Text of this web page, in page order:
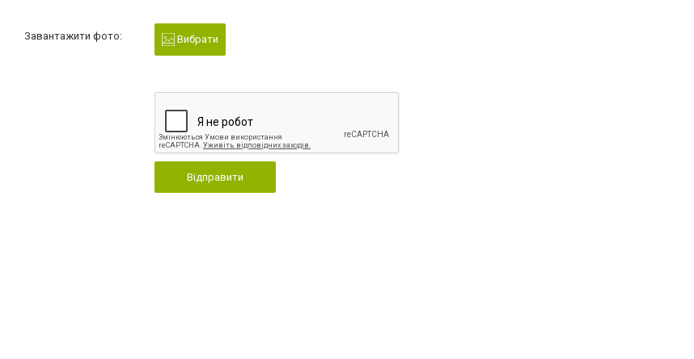
Завантажити фото: Вибрати
Відправити